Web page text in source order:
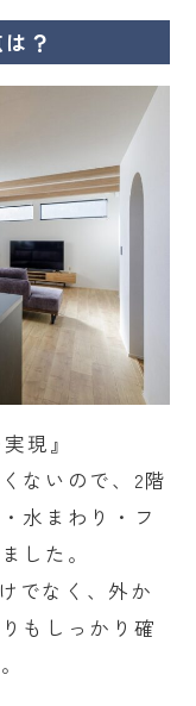
？
現』
ないので、2階
水まわり・フ
した。
でなく、外か
もしっかり確